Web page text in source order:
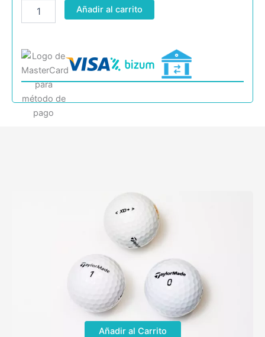
cantidad
Añadir al carrito
Añadir al Carrito